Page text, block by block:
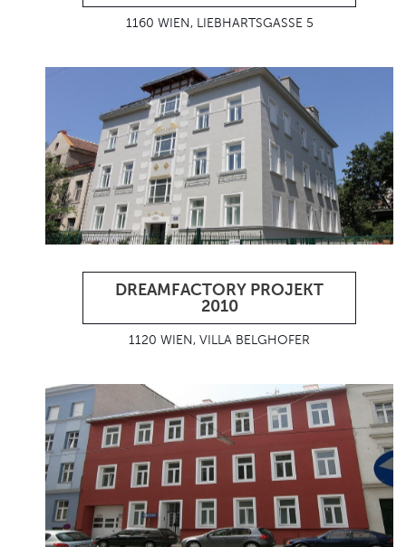
1160 WIEN, LIEBHARTSGASSE 5
DREAMFACTORY PROJEKT
2010
1120 WIEN, VILLA BELGHOFER